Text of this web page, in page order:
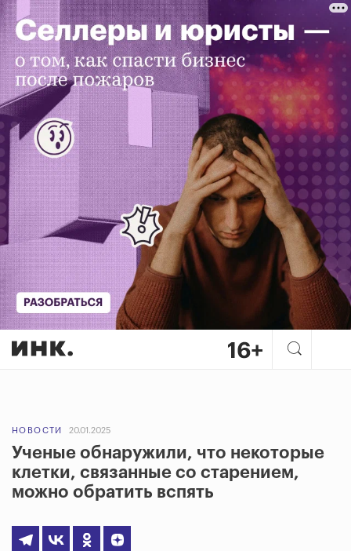
НОВОСТИ 20.01.2025
Ученые обнаружили, что некоторые
клетки, связанные со старением,
можно обратить вспять